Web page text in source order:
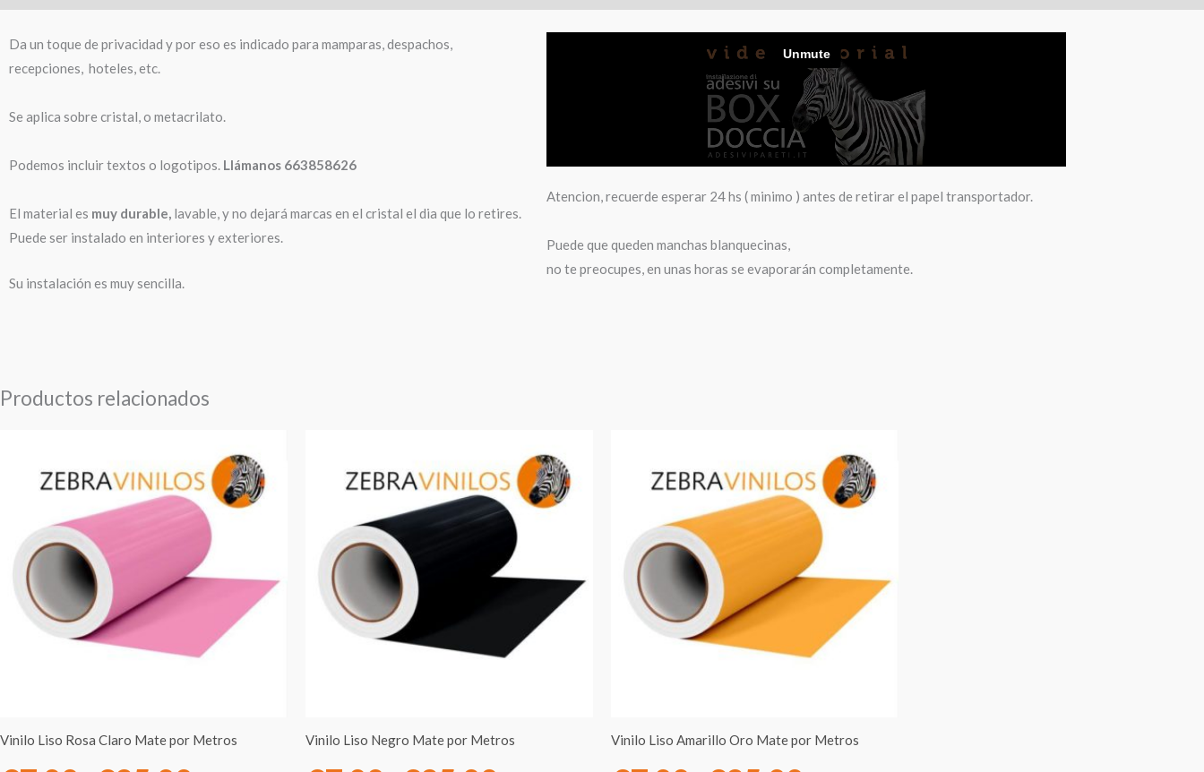
Da un toque de privacidad y por eso es indicado para mamparas, despachos,
recepciones, hoteles, etc.
Se aplica sobre cristal, o metacrilato.
Podemos incluir textos o logotipos. Llámanos 663858626
El material es muy durable, lavable, y no dejará marcas en el cristal el dia que lo retires.
Puede ser instalado en interiores y exteriores.
Su instalación es muy sencilla.
Atencion, recuerde esperar 24 hs ( minimo ) antes de retirar el papel transportador.
Puede que queden manchas blanquecinas,
no te preocupes, en unas horas se evaporarán completamente.
Productos relacionados
Vinilo Liso Rosa Claro Mate por Metros
Rango
de
precios:
desde
€7.00
hasta
Vinilo Liso Negro Mate por Metros
Rango
de
precios:
desde
€7.00
hasta
Vinilo Liso Amarillo Oro Mate por Metros
Rango
de
precios:
desde
€7.00
hasta